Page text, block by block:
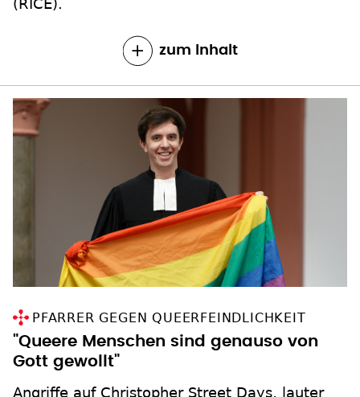
(RICE).
zum Inhalt
PFARRER GEGEN QUEERFEINDLICHKEIT
"Queere Menschen sind genauso von
Gott gewollt"
Angriffe auf Christopher Street Days, lauter